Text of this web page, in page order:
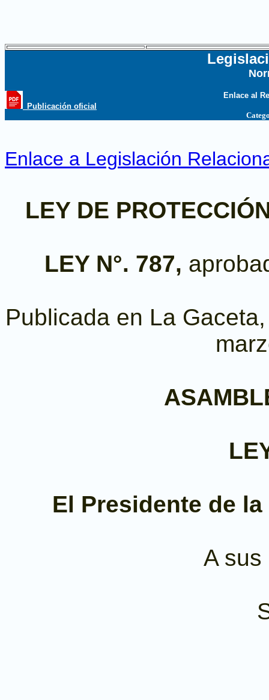
_Publicación oficial
Enlace al
Enlace a Legislación
LEY DE
LEY N°. 787,
Publicada en La
El Presidente de
A sus